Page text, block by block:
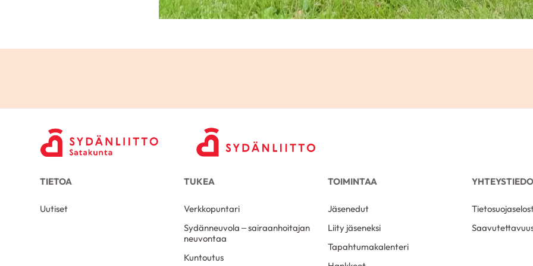
TIETOA
Uutiset
TUKEA
Verkkopuntari
Sydänneuvola – sairaanhoitajan
neuvontaa
Kuntoutus
TOIMINTAA
Jäsenedut
Liity jäseneksi
Tapahtumakalenteri